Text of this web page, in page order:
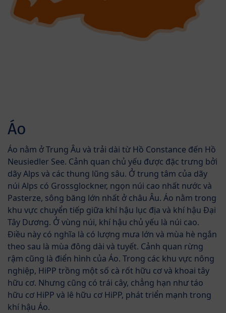
Áo
Áo nằm ở Trung Âu và trải dài từ Hồ Constance đến Hồ
Neusiedler See. Cảnh quan chủ yếu được đặc trưng bởi
dãy Alps và các thung lũng sâu. Ở trung tâm của dãy
núi Alps có Grossglockner, ngọn núi cao nhất nước và
Pasterze, sông băng lớn nhất ở châu Âu. Áo nằm trong
khu vực chuyển tiếp giữa khí hậu lục địa và khí hậu Đại
Tây Dương. Ở vùng núi, khí hậu chủ yếu là núi cao.
Điều này có nghĩa là có lượng mưa lớn và mùa hè ngắn
theo sau là mùa đông dài và tuyết. Cảnh quan rừng
rậm cũng là điển hình của Áo. Trong các khu vực nông
nghiệp, HiPP trồng một số cà rốt hữu cơ và khoai tây
hữu cơ. Nhưng cũng có trái cây, chẳng hạn như táo
hữu cơ HiPP và lê hữu cơ HiPP, phát triển mạnh trong
khí hậu Áo.